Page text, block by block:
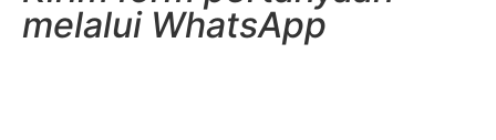
melalui WhatsApp